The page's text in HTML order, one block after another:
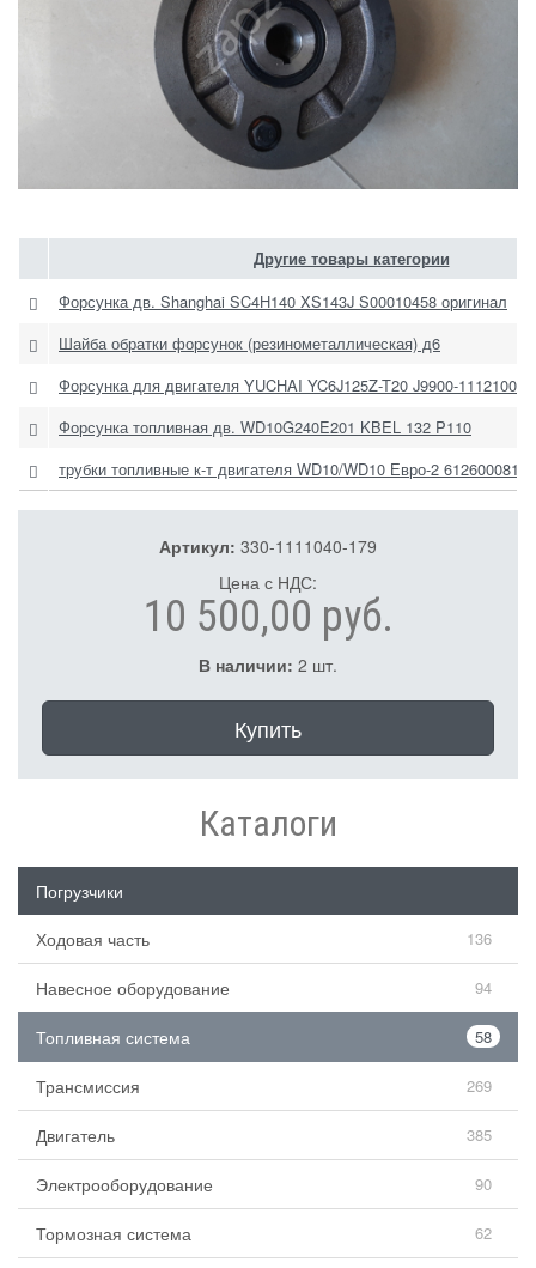
Другие товары категории
Форсунка дв. Shanghai SC4H140 XS143J S00010458 оригинал
Шайба обратки форсунок (резинометаллическая) д6
Форсунка для двигателя YUCHAI YC6J125Z-T20 J9900-1112100-
Форсунка топливная дв. WD10G240E201 KBEL 132 P110
трубки топливные к-т двигателя WD10/WD10 Евро-2
Артикул: 330-1111040-179
Цена с НДС:
10 500,00 руб.
В наличии: 2 шт.
Купить
Каталоги
Погрузчики
Ходовая часть
136
Навесное оборудование 94
Топливная система 58
Трансмиссия 269
Двигатель 385
Электрооборудование 90
Тормозная система 62